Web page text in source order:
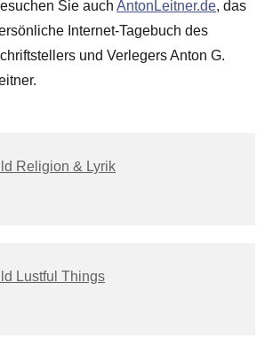
Sie auch AntonLeitner.de, das
Internet-Tagebuch des
und Verlegers Anton G.